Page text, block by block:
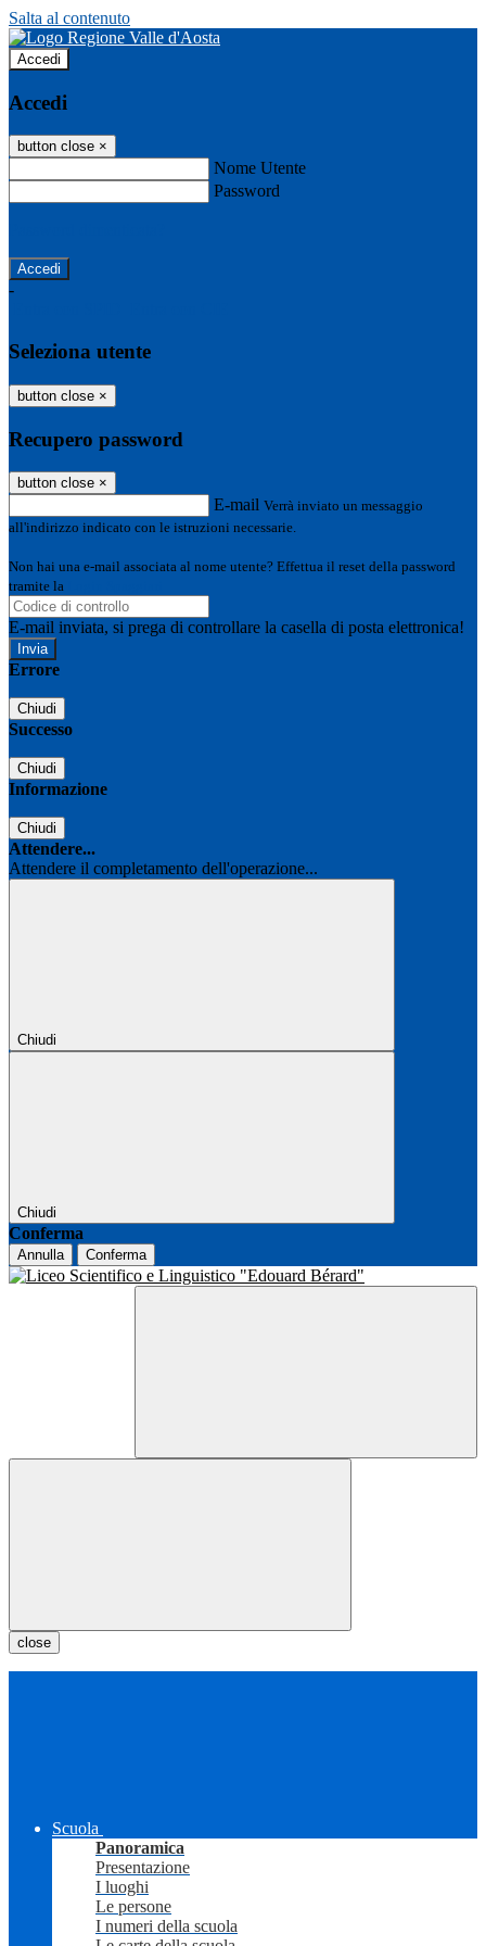
Salta al contenuto
Accedi
Accedi
button close ×
Nome Utente
Password
-
Seleziona utente
button close ×
Recupero password
button close ×
E-mail Verrà inviato un messaggio
all'indirizzo indicato con le istruzioni necessarie.
Non hai una e-mail associata al nome utente? Effettua il reset della password
tramite la
E-mail inviata, si prega di controllare la casella di posta elettronica!
Errore
Chiudi
Successo
Chiudi
Informazione
Chiudi
Attendere...
Attendere il completamento dell'operazione...
Chiudi
Chiudi
Conferma
Annulla Conferma
close
Scuola
Panoramica
Presentazione
I luoghi
Le persone
I numeri della scuola